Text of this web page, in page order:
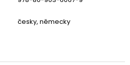
česky, německy